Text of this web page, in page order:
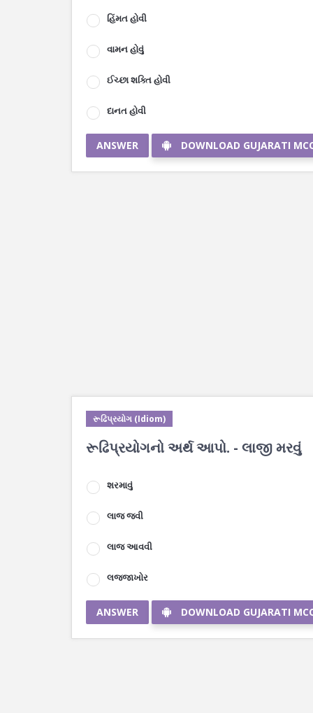
હિંમત હોવી
વામન હોવું
ઈચ્છા શક્તિ હોવી
દાનત હોવી
ANSWER DOWNLOAD GUJARATI
રૂઢિપ્રયોગ (Idiom)
રૂઢિપ્રયોગનો અર્થ આપો. - લાજી મરવું
શરમાવું
લાજ જવી
લાજ આવવી
લજજાખોર
ANSWER DOWNLOAD GUJARATI